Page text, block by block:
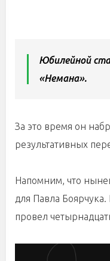
Юбилейной
«Немана».
За это время он
результативных
Напомним, что
для Павла
провел